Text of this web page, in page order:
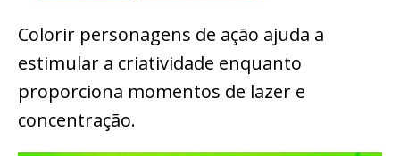
Colorir personagens de ação ajuda a
estimular a criatividade enquanto
proporciona momentos de lazer e
concentração.